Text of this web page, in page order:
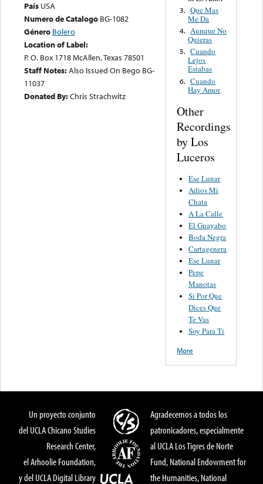
País USA
Numero de Catalogo BG-1082
Género Bolero
Location of Label:
P. O. Box 1718 McAllen, Texas 78501
Staff Notes:Also Issued On Bego BG-
11037
Donated By:Chris Strachwitz
3. Que Mas
Me Da
4. Aunque No
Quieras
5. Cuando
Lejos
Estabas
6. Cuando
Hay Amor
Other
Recordings
by Los
Luceros
Ese Lunar
Adios Mi
Chata
A La Calle
El Guayabo
Boda Negra
Cartagenera
Ese Lunar
Pepe
Manotas
Si Por Que
Dices Que
Te Vas
Soy Para Ti
More
Un proyecto conjunto
del UCLA Chicano Studies
Research Center,
el Arhoolie Foundation,
y del UCLA Digital Library
Agradecemos a todos los
patronicadores, especialmente
al UCLA Los Tigres de Norte
Fund, National Endowment for
the Humanities, National